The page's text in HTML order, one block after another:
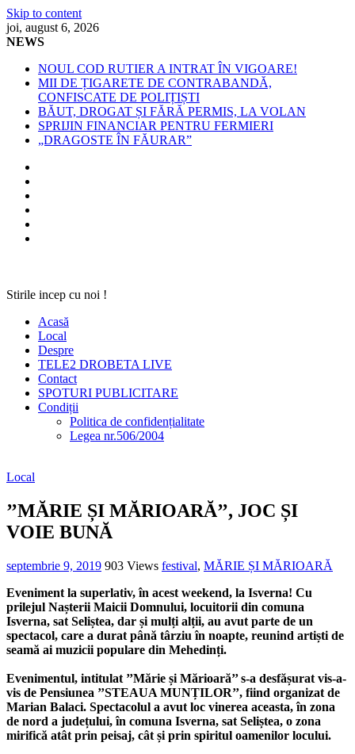
Skip to content
joi, august 6, 2026
NEWS
NOUL COD RUTIER A INTRAT ÎN VIGOARE!
MII DE ȚIGARETE DE CONTRABANDĂ,
CONFISCATE DE POLIȚIȘTI
BĂUT, DROGAT ȘI FĂRĂ PERMIS, LA VOLAN
SPRIJIN FINANCIAR PENTRU FERMIERI
„DRAGOSTE ÎN FĂURAR”
Stirile incep cu noi !
Acasă
Local
Despre
TELE2 DROBETA LIVE
Contact
SPOTURI PUBLICITARE
Condiții
Politica de confidențialitate
Legea nr.506/2004
Local
’’MĂRIE ȘI MĂRIOARĂ’’, JOC ȘI
VOIE BUNĂ
septembrie 9, 2019 903 Views festival, MĂRIE ȘI MĂRIOARĂ
Eveniment la superlativ, în acest weekend, la Isverna! Cu
prilejul Nașterii Maicii Domnului, locuitorii din comuna
Isverna, sat Seliștea, dar și mulți alții, au avut parte de un
spectacol, care a durat până târziu în noapte, reunind artiști de
seamă ai muzicii populare din Mehedinți.
Evenimentul, intitulat ’’Mărie și Mărioară’’ s-a desfășurat vis-a-
vis de Pensiunea ’’STEAUA MUNȚILOR’’, fiind organizat de
Marian Balaci. Spectacolul a avut loc vinerea aceasta, în zona
de nord a județului, în comuna Isverna, sat Seliștea, o zona
mirifică atât prin peisaj, cât și prin spiritul oamenilor locului.